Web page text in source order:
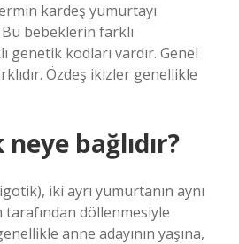
kardeş yumurtayı
bebeklerin farklı
genetik kodları vardır. Genel
Özdeş ikizler genellikle
bağlıdır?
iki ayrı yumurtanın aynı
döllenmesiyle
anne adayının yaşına,